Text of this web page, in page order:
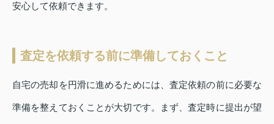
安心して依頼できます。
査定を依頼する前に準備しておくこと
自宅の売却を円滑に進めるためには、査定依頼の前に必要な
準備を整えておくことが大切です。まず、査定時に提出が望